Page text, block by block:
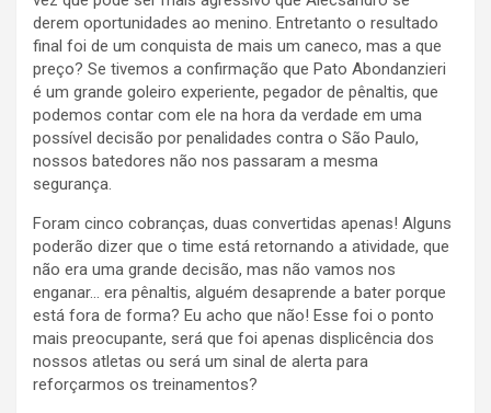
derem oportunidades ao menino. Entretanto o resultado
final foi de um conquista de mais um caneco, mas a que
preço? Se tivemos a confirmação que Pato Abondanzieri
é um grande goleiro experiente, pegador de pênaltis, que
podemos contar com ele na hora da verdade em uma
possível decisão por penalidades contra o São Paulo,
nossos batedores não nos passaram a mesma
segurança.
Foram cinco cobranças, duas convertidas apenas! Alguns
poderão dizer que o time está retornando a atividade, que
não era uma grande decisão, mas não vamos nos
enganar… era pênaltis, alguém desaprende a bater porque
está fora de forma? Eu acho que não! Esse foi o ponto
mais preocupante, será que foi apenas displicência dos
nossos atletas ou será um sinal de alerta para
reforçarmos os treinamentos?